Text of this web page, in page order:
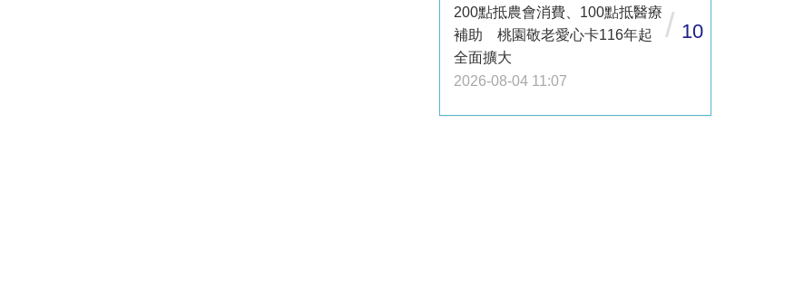
200點抵農會消費、100點抵醫療
補助 桃園敬老愛心卡116年起
全面擴大
2026-08-04 11:07
/ 10